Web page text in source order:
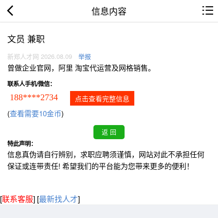
信息内容
文员 兼职
新郑人才网 2026.08.09 举报
曾做企业官网，阿里 淘宝代运营及网格销售。
联系人手机/微信：
188****2734 点击查看完整信息
(查看需要10金币)
特此声明：
信息真伪请自行辨别，求职应聘须谨慎，网站对此不承担任何
保证或连带责任! 希望我们的平台能为您带来更多的便利！
[联系客服] [最新找人才]